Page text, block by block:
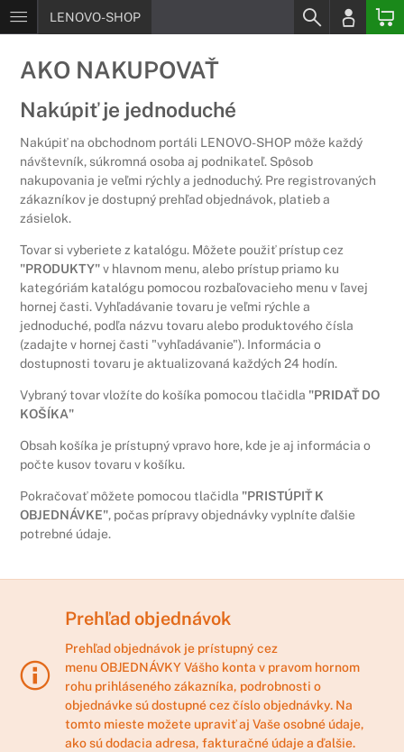
LENOVO-SHOP
AKO NAKUPOVAŤ
Nakúpiť je jednoduché
Nakúpiť na obchodnom portáli LENOVO-SHOP môže každý
návštevník, súkromná osoba aj podnikateľ. Spôsob
nakupovania je veľmi rýchly a jednoduchý. Pre registrovaných
zákazníkov je dostupný prehľad objednávok, platieb a
zásielok.
Tovar si vyberiete z katalógu. Môžete použiť prístup cez
"PRODUKTY"v hlavnom menu, alebo prístup priamo ku
kategóriám katalógu pomocou rozbaľovacieho menu v ľavej
hornej časti. Vyhľadávanie tovaru je veľmi rýchle a
jednoduché, podľa názvu tovaru alebo produktového čísla
(zadajte v hornej časti "vyhľadávanie"). Informácia o
dostupnosti tovaru je aktualizovaná každých 24 hodín.
Vybraný tovar vložíte do košíka pomocou tlačidla "PRIDAŤ DO
KOŠÍKA"
Obsah košíka je prístupný vpravo hore, kde je aj informácia o
počte kusov tovaru v košíku.
Pokračovať môžete pomocou tlačidla "PRISTÚPIŤ K
OBJEDNÁVKE", počas prípravy objednávky vyplníte ďalšie
potrebné údaje.
Prehľad objednávok
Prehľad objednávok je prístupný cez
menuOBJEDNÁVKYVášho konta v pravom hornom
rohu prihláseného zákazníka, podrobnosti o
objednávke sú dostupné cez číslo objednávky. Na
tomto mieste možete upraviť aj Vaše osobné údaje,
ako sú dodacia adresa, fakturačné údaje a ďalšie.